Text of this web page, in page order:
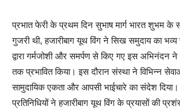
प्रभात फेरी के प्रथम दिन सुभाष मार्ग भारत शुभम के
गुजरी थी, हजारीबाग यूथ विंग ने सिख समुदाय का भव्य
द्वारा गर्मजोशी और समर्पण से किए गए इस अभिनंदन
तक प्रभावित किया। इस दौरान संस्था ने विभिन्न
सामुदायिक एकता और आपसी भाईचारे का संदेश
प्रतिनिधियों ने हजारीबाग यूथ विंग के प्रयासों की